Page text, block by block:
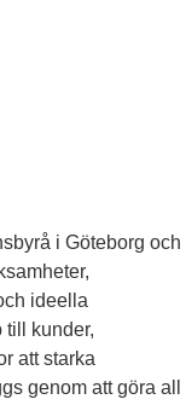
i Göteborg och
ideella
till kunder,
att starka
genom att göra all